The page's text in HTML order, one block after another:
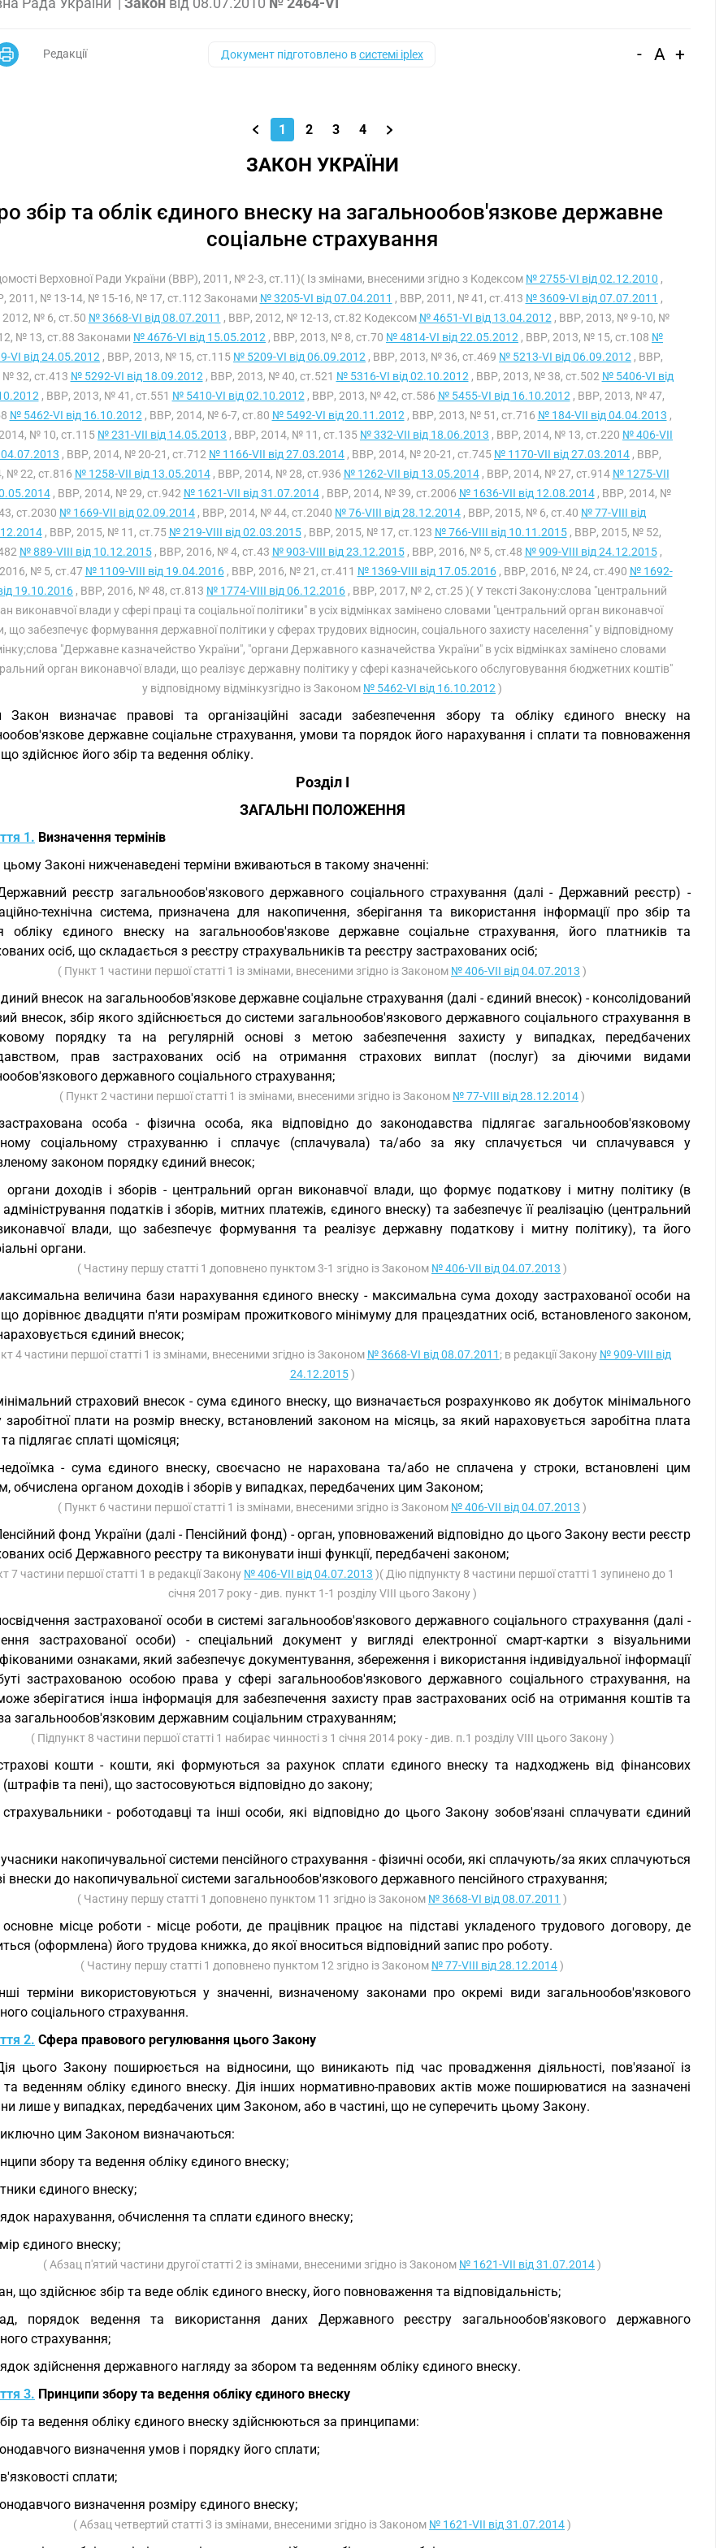
Редакції Документ підготовлено всистемі iplex - A +
1 2 3 4
ЗАКОН УКРАЇНИ
збір та облік єдиного внеску на загальнообов'язкове державне
соціальне страхування
Верховної Ради України (ВВР), 2011, № 2-3, ст.11)( Із змінами, внесеними згідно з Кодексом № 2755-VI від 02.12.2010 ,
2011, № 13-14, № 15-16, № 17, ст.112 Законами № 3205-VI від 07.04.2011 , ВВР, 2011, № 41, ст.413 № 3609-VI від 07.07.2011 ,
№ 6, ст.50 № 3668-VI від 08.07.2011 , ВВР, 2012, № 12-13, ст.82 Кодексом № 4651-VI від 13.04.2012 , ВВР, 2013, № 9-10, №
№ 13, ст.88 Законами № 4676-VI від 15.05.2012 , ВВР, 2013, № 8, ст.70 № 4814-VI від 22.05.2012 , ВВР, 2013, № 15, ст.108 №
VI від 24.05.2012 , ВВР, 2013, № 15, ст.115 № 5209-VI від 06.09.2012 , ВВР, 2013, № 36, ст.469 № 5213-VI від 06.09.2012 , ВВР,
№ 32, ст.413 № 5292-VI від 18.09.2012 , ВВР, 2013, № 40, ст.521 № 5316-VI від 02.10.2012 , ВВР, 2013, № 38, ст.502 № 5406-VI від
, ВВР, 2013, № 41, ст.551 № 5410-VI від 02.10.2012 , ВВР, 2013, № 42, ст.586 № 5455-VI від 16.10.2012 , ВВР, 2013, № 47,
№ 5462-VI від 16.10.2012 , ВВР, 2014, № 6-7, ст.80 № 5492-VI від 20.11.2012 , ВВР, 2013, № 51, ст.716 № 184-VII від 04.04.2013 ,
№ 10, ст.115 № 231-VII від 14.05.2013 , ВВР, 2014, № 11, ст.135 № 332-VII від 18.06.2013 , ВВР, 2014, № 13, ст.220 № 406-VII
04.07.2013 , ВВР, 2014, № 20-21, ст.712 № 1166-VII від 27.03.2014 , ВВР, 2014, № 20-21, ст.745 № 1170-VII від 27.03.2014 , ВВР,
№ 22, ст.816 № 1258-VII від 13.05.2014, ВВР, 2014, № 28, ст.936 № 1262-VII від 13.05.2014, ВВР, 2014, № 27, ст.914 № 1275-VII
, ВВР, 2014, № 29, ст.942 № 1621-VII від 31.07.2014, ВВР, 2014, № 39, ст.2006 № 1636-VII від 12.08.2014, ВВР, 2014, №
ст.2030 № 1669-VII від 02.09.2014 , ВВР, 2014, № 44, ст.2040 № 76-VIII від 28.12.2014 , ВВР, 2015, № 6, ст.40 № 77-VIII від
, ВВР, 2015, № 11, ст.75 № 219-VIII від 02.03.2015, ВВР, 2015, № 17, ст.123 № 766-VIII від 10.11.2015, ВВР, 2015, № 52,
№ 889-VIII від 10.12.2015, ВВР, 2016, № 4, ст.43 № 903-VIII від 23.12.2015, ВВР, 2016, № 5, ст.48 № 909-VIII від 24.12.2015,
№ 5, ст.47 № 1109-VIII від 19.04.2016, ВВР, 2016, № 21, ст.411 № 1369-VIII від 17.05.2016, ВВР, 2016, № 24, ст.490 № 1692-
19.10.2016 , ВВР, 2016, № 48, ст.813 № 1774-VIII від 06.12.2016 , ВВР, 2017, № 2, ст.25 )( У тексті Закону:слова "центральний
виконавчої влади у сфері праці та соціальної політики" в усіх відмінках замінено словами "центральний орган виконавчої
що забезпечує формування державної політики у сферах трудових відносин, соціального захисту населення" у відповідному
"Державне казначейство України", "органи Державного казначейства України" в усіх відмінках замінено словами
орган виконавчої влади, що реалізує державну політику у сфері казначейського обслуговування бюджетних коштів"
у відповідному відмінкузгідно із Законом № 5462-VI від 16.10.2012 )
Закон визначає правові та організаційні засади забезпечення збору та обліку єдиного внеску на
державне соціальне страхування, умови та порядок його нарахування і сплати та повноваження
здійснює його збір та ведення обліку.
Розділ I
ЗАГАЛЬНІ ПОЛОЖЕННЯ
1. Визначення термінів
цьому Законі нижченаведені терміни вживаються в такому значенні:
реєстр загальнообов'язкового державного соціального страхування (далі - Державний реєстр) -
технічна система, призначена для накопичення, зберігання та використання інформації про збір та
обліку єдиного внеску на загальнообов'язкове державне соціальне страхування, його платників та
осіб, що складається з реєстру страхувальників та реєстру застрахованих осіб;
( Пункт 1 частини першої статті 1 із змінами, внесеними згідно із Законом № 406-VII від 04.07.2013 )
внесок на загальнообов'язкове державне соціальне страхування (далі - єдиний внесок) - консолідований
внесок, збір якого здійснюється до системи загальнообов'язкового державного соціального страхування в
порядку та на регулярній основі з метою забезпечення захисту у випадках, передбачених
прав застрахованих осіб на отримання страхових виплат (послуг) за діючими видами
державного соціального страхування;
( Пункт 2 частини першої статті 1 із змінами, внесеними згідно із Законом № 77-VIII від 28.12.2014)
особа - фізична особа, яка відповідно до законодавства підлягає загальнообов'язковому
соціальному страхуванню і сплачує (сплачувала) та/або за яку сплачується чи сплачувався у
законом порядку єдиний внесок;
органи доходів і зборів - центральний орган виконавчої влади, що формує податкову і митну політику (в
адміністрування податків і зборів, митних платежів, єдиного внеску) та забезпечує її реалізацію (центральний
влади, що забезпечує формування та реалізує державну податкову і митну політику), та його
органи.
( Частину першу статті 1 доповнено пунктом 3-1 згідно із Законом № 406-VII від 04.07.2013 )
величина бази нарахування єдиного внеску - максимальна сума доходу застрахованої особи на
що дорівнює двадцяти п'яти розмірам прожиткового мінімуму для працездатних осіб, встановленого законом,
єдиний внесок;
4 частини першої статті 1 із змінами, внесеними згідно із Законом № 3668-VI від 08.07.2011 ; в редакції Закону № 909-VIII від
24.12.2015)
страховий внесок - сума єдиного внеску, що визначається розрахунково як добуток мінімального
заробітної плати на розмір внеску, встановлений законом на місяць, за який нараховується заробітна плата
підлягає сплаті щомісяця;
- сума єдиного внеску, своєчасно не нарахована та/або не сплачена у строки, встановлені цим
обчислена органом доходів і зборів у випадках, передбачених цим Законом;
( Пункт 6 частини першої статті 1 із змінами, внесеними згідно із Законом № 406-VII від 04.07.2013 )
фонд України (далі - Пенсійний фонд) - орган, уповноважений відповідно до цього Закону вести реєстр
осіб Державного реєстру та виконувати інші функції, передбачені законом;
7 частини першої статті 1 в редакції Закону № 406-VII від 04.07.2013 )( Дію підпункту 8 частини першої статті 1 зупинено до 1
січня 2017 року - див. пункт 1-1 розділу VIII цього Закону )
застрахованої особи в системі загальнообов'язкового державного соціального страхування (далі -
застрахованої особи) - спеціальний документ у вигляді електронної смарт-картки з візуальними
ознаками, який забезпечує документування, збереження і використання індивідуальної інформації
застрахованою особою права у сфері загальнообов'язкового державного соціального страхування, на
зберігатися інша інформація для забезпечення захисту прав застрахованих осіб на отримання коштів та
загальнообов'язковим державним соціальним страхуванням;
( Підпункт 8 частини першої статті 1 набирає чинності з 1 січня 2014 року - див. п.1 розділу VIII цього Закону )
кошти - кошти, які формуються за рахунок сплати єдиного внеску та надходжень від фінансових
(штрафів та пені), що застосовуються відповідно до закону;
- роботодавці та інші особи, які відповідно до цього Закону зобов'язані сплачувати єдиний
накопичувальної системи пенсійного страхування - фізичні особи, які сплачують/за яких сплачуються
внески до накопичувальної системи загальнообов'язкового державного пенсійного страхування;
( Частину першу статті 1 доповнено пунктом 11 згідно із Законом № 3668-VI від 08.07.2011 )
місце роботи - місце роботи, де працівник працює на підставі укладеного трудового договору, де
(оформлена) його трудова книжка, до якої вноситься відповідний запис про роботу.
( Частину першу статті 1 доповнено пунктом 12 згідно із Законом № 77-VIII від 28.12.2014)
терміни використовуються у значенні, визначеному законами про окремі види загальнообов'язкового
соціального страхування.
2. Сфера правового регулювання цього Закону
цього Закону поширюється на відносини, що виникають під час провадження діяльності, пов'язаної із
веденням обліку єдиного внеску. Дія інших нормативно-правових актів може поширюватися на зазначені
лише у випадках, передбачених цим Законом, або в частині, що не суперечить цьому Закону.
цим Законом визначаються:
збору та ведення обліку єдиного внеску;
єдиного внеску;
нарахування, обчислення та сплати єдиного внеску;
єдиного внеску;
( Абзац п'ятий частини другої статті 2 із змінами, внесеними згідно із Законом № 1621-VII від 31.07.2014)
що здійснює збір та веде облік єдиного внеску, його повноваження та відповідальність;
порядок ведення та використання даних Державного реєстру загальнообов'язкового державного
страхування;
здійснення державного нагляду за збором та веденням обліку єдиного внеску.
3. Принципи збору та ведення обліку єдиного внеску
та ведення обліку єдиного внеску здійснюються за принципами:
визначення умов і порядку його сплати;
сплати;
визначення розміру єдиного внеску;
( Абзац четвертий статті 3 із змінами, внесеними згідно із Законом № 1621-VII від 31.07.2014)